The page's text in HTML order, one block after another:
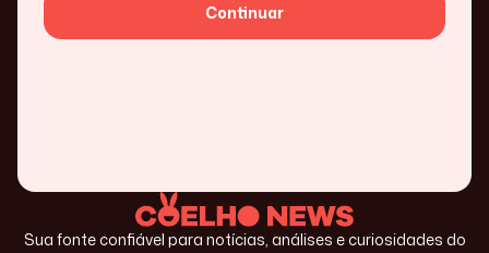
Continuar
Sua fonte confiável para notícias, análises e curiosidades do